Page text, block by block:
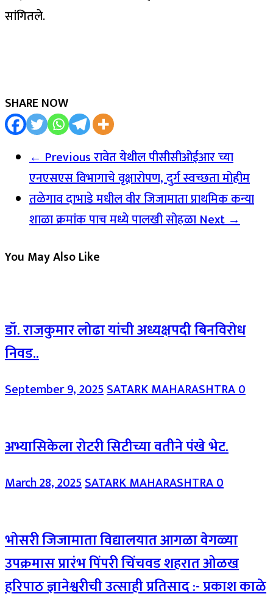
सांगितले.
SHARE NOW
← Previousरावेत येथील पीसीसीओईआर च्या
एनएसएस विभागाचे वृक्षारोपण, दुर्ग स्वच्छता मोहीम
तळेगाव दाभाडे मधील वीर जिजामाता प्राथमिक कन्या
शाळा क्रमांक पाच मध्ये पालखी सोहळाNext →
You May Also Like
डॉ. राजकुमार लोढा यांची अध्यक्षपदी बिनविरोध
निवड..
September 9, 2025SATARK MAHARASHTRA0
अभ्यासिकेला रोटरी सिटीच्या वतीने पंखे भेट.
March 28, 2025SATARK MAHARASHTRA0
भोसरी जिजामाता विद्यालयात आगळा वेगळ्या
उपक्रमास प्रारंभ पिंपरी चिंचवड शहरात ओळख
हरिपाठ ज्ञानेश्वरीची उत्साही प्रतिसाद :- प्रकाश काळे